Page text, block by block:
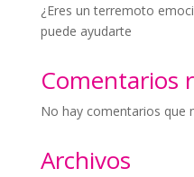
¿Eres un terremoto
puede ayudarte
Comentarios
No hay comentarios que
Archivos